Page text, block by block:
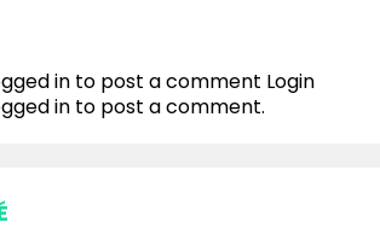
in to post a comment Login
in to post a comment.
Pinterest